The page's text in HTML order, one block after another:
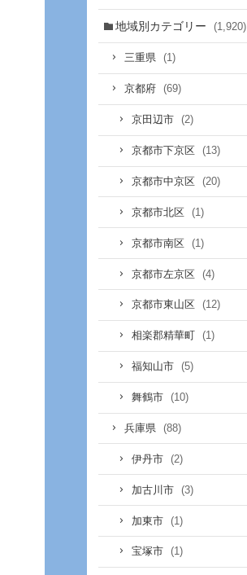
地域別カテゴリー (1,920)
三重県 (1)
京都府 (69)
京田辺市 (2)
京都市下京区 (13)
京都市中京区 (20)
京都市北区 (1)
京都市南区 (1)
京都市左京区 (4)
京都市東山区 (12)
相楽郡精華町 (1)
福知山市 (5)
舞鶴市 (10)
兵庫県 (88)
伊丹市 (2)
加古川市 (3)
加東市 (1)
宝塚市 (1)